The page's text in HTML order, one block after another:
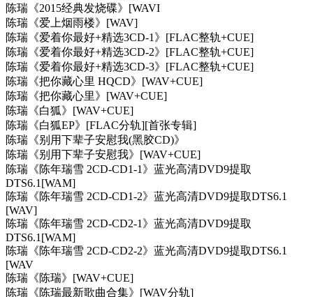
陈瑞《2015经典发烧碟》[WAVI
陈瑞《爱上烟雨楼》[WAV]
陈瑞《爱着你最好+精选3CD-1》[FLAC整轨+CUE]
陈瑞《爱着你最好+精选3CD-2》[FLAC整轨+CUE]
陈瑞《爱着你最好+精选3CD-3》[FLAC整轨+CUE]
陈瑞《把你藏心里 HQCD》[WAV+CUE]
陈瑞《把你藏心里》[WAV+CUE]
陈瑞《白狐》[WAV+CUE]
陈瑞《白狐EP》[FLAC分轨][首张专辑]
陈瑞《别用下辈子安慰我(黑胶CD)》
陈瑞《别用下辈子安慰我》[WAV+CUE]
陈瑞《陈年瑞雪 2CD-CD1-1》蓝光高清DVD9提取
DTS6.1[WAM]
陈瑞《陈年瑞雪 2CD-CD1-2》蓝光高清DVD9提取DTS6.1
[WAV]
陈瑞《陈年瑞雪 2CD-CD2-1》蓝光高清DVD9提取
DTS6.1[WAM]
陈瑞《陈年瑞雪 2CD-CD2-2》蓝光高清DVD9提取DTS6.1
[WAV
陈瑞《陈瑞》[WAV+CUE]
陈瑞《陈瑞最新歌曲合集》[WAV分轨]